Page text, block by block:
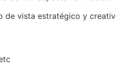
de vista estratégico y